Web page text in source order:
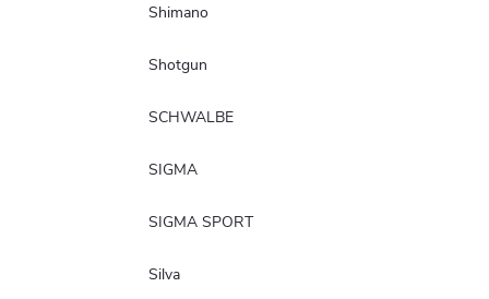
Shimano
Shotgun
SCHWALBE
SIGMA
SIGMA SPORT
Silva